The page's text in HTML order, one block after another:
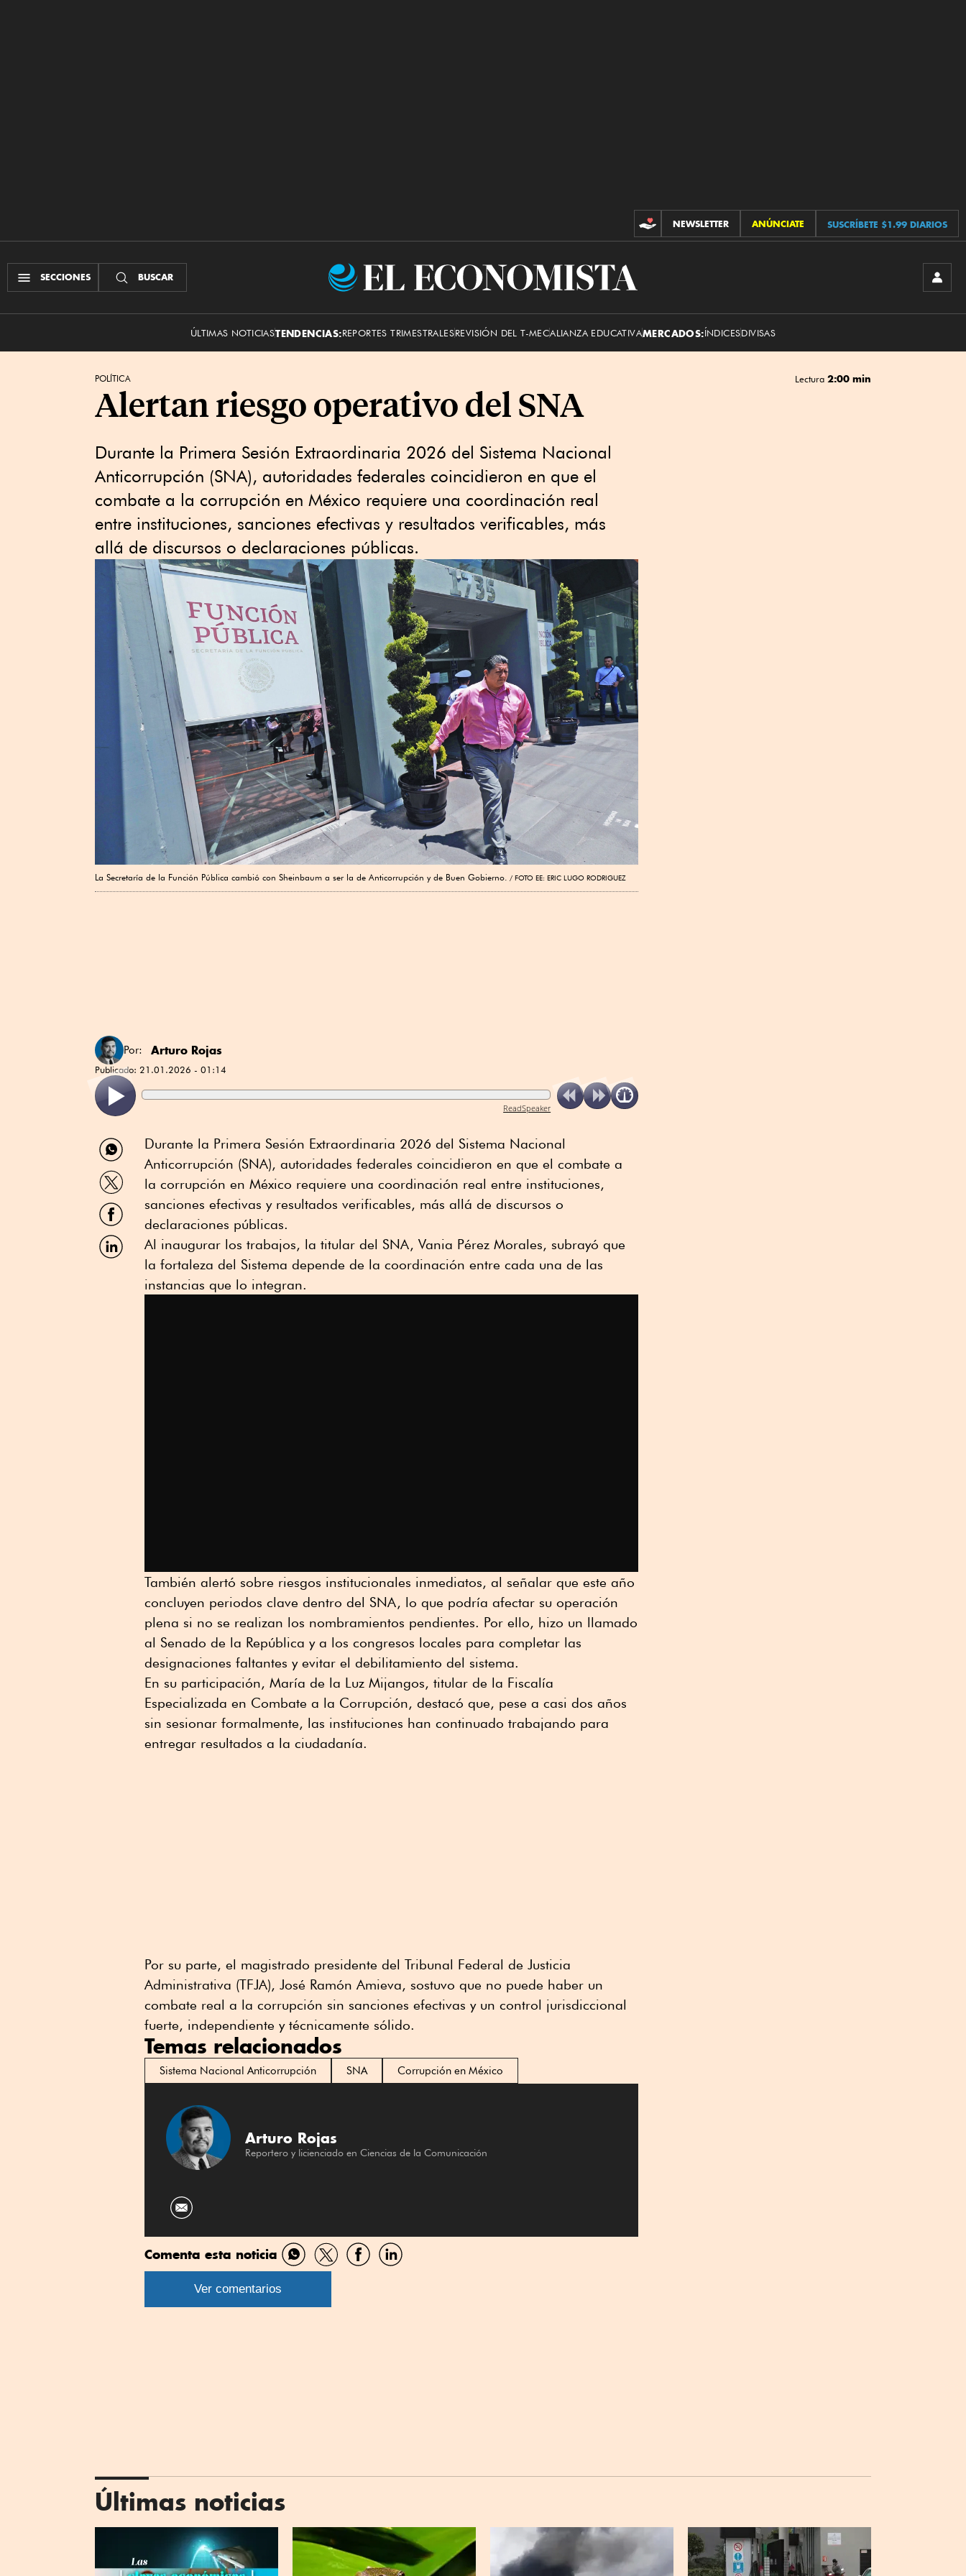
CONTRIBUCIONES
NEWSLETTER ANÚNCIATE SUSCRÍBETE $1.99 DIARIOS
SECCIONES BUSCAR
El
ÚLTIMAS NOTICIASTENDENCIAS:REPORTES TRIMESTRALESREVISIÓN DEL T-MECALIANZA EDUCATIVAMERCADOS:ÍNDICESDIVISAS
POLÍTICA Lectura 2:00 min
Alertan riesgo operativo del SNA
Durante la Primera Sesión Extraordinaria 2026 del Sistema Nacional
Anticorrupción (SNA), autoridades federales coincidieron en que el
combate a la corrupción en México requiere una coordinación real
entre instituciones, sanciones efectivas y resultados verificables, más
allá de discursos o declaraciones públicas.
La Secretaría de la Función Pública cambió con Sheinbaum a ser la de Anticorrupción y de Buen Gobierno. FOTO EE: ERIC LUGO RODRIGUEZ
Por: Arturo Rojas
Publicado: 21.01.2026 - 01:14
ReadSpeaker
Compartir
por
WhatsApp
Compartir
por
Twitter
Compartir
por
Facebook
Compartir
por
Durante la Primera Sesión Extraordinaria 2026 del Sistema Nacional
Anticorrupción (SNA), autoridades federales coincidieron en que el combate a
la corrupción en México requiere una coordinación real entre instituciones,
sanciones efectivas y resultados verificables, más allá de discursos o
declaraciones públicas.
Al inaugurar los trabajos, la titular del SNA, Vania Pérez Morales, subrayó que
la fortaleza del Sistema depende de la coordinación entre cada una de las
instancias que lo integran.
También alertó sobre riesgos institucionales inmediatos, al señalar que este año
concluyen periodos clave dentro del SNA, lo que podría afectar su operación
plena si no se realizan los nombramientos pendientes. Por ello, hizo un llamado
al Senado de la República y a los congresos locales para completar las
designaciones faltantes y evitar el debilitamiento del sistema.
En su participación, María de la Luz Mijangos, titular de la Fiscalía
Especializada en Combate a la Corrupción, destacó que, pese a casi dos años
sin sesionar formalmente, las instituciones han continuado trabajando para
entregar resultados a la ciudadanía.
Por su parte, el magistrado presidente del Tribunal Federal de Justicia
Administrativa (TFJA), José Ramón Amieva, sostuvo que no puede haber un
combate real a la corrupción sin sanciones efectivas y un control jurisdiccional
fuerte, independiente y técnicamente sólido.
Temas relacionados
Sistema Nacional Anticorrupción SNA Corrupción en México
Arturo Rojas
Reportero y licienciado en Ciencias de la Comunicación
Comenta esta noticia
Compartir
por
Compartir
por
CompartirCompartir
Ver comentarios
Últimas noticias